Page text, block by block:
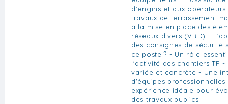
d'engins et aux
travaux de terrassement
à la mise en place des
réseaux divers (VRD) -
des consignes de sécurité
ce poste ? - Un rôle
l'activité des chantiers TP
variée et concrète - Une
d'équipes
expérience idéale pour
des travaux publics